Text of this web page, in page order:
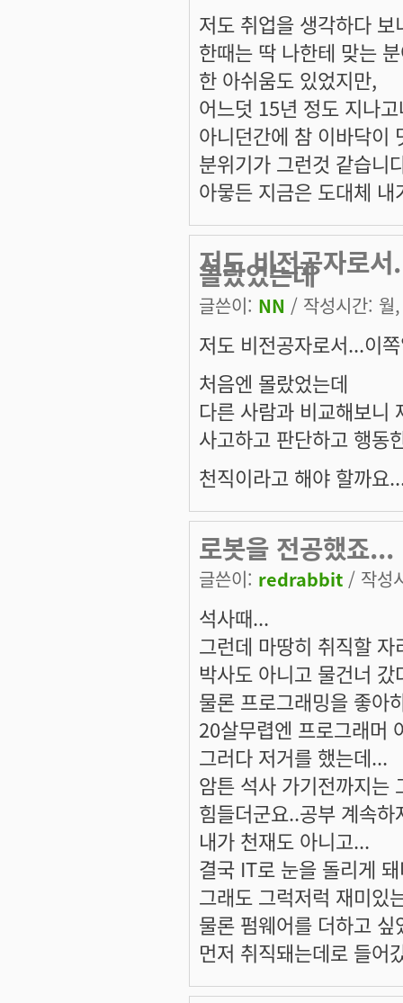
저도 취업을 생각하다
한때는 딱 나한테 맞는
한 아쉬움도 있었지만,
어느덧 15년 정도 지나
아니던간에 참 이바닥이
분위기가 그런것 같습니
아뭏든 지금은 도대체
저도 비전공자로
몰랐었는데
글쓴이: NN / 작성시간:
저도 비전공자로서...이
처음엔 몰랐었는데
다른 사람과 비교해보니
사고하고 판단하고 행동
천직이라고 해야 할까요
로봇을 전공했죠...
글쓴이: redrabbit / 작성
석사때...
그런데 마땅히 취직할
박사도 아니고 물건너
물론 프로그래밍을 좋아
20살무렵엔 프로그래머
그러다 저거를 했는데...
암튼 석사 가기전까지는
힘들더군요..공부 계속
내가 천재도 아니고...
결국 IT로 눈을 돌리게
그래도 그럭저럭 재미있
물론 펌웨어를 더하고 싶
먼저 취직돼는데로 들어